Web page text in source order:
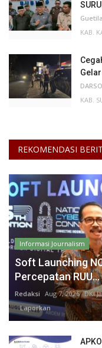
KAB.
KAB.
REKOMENDASI
Informasi Journalism
Soft Launching
Percepatan RUU...
Redaksi Aug 7, 2026 DKI
Laporkan